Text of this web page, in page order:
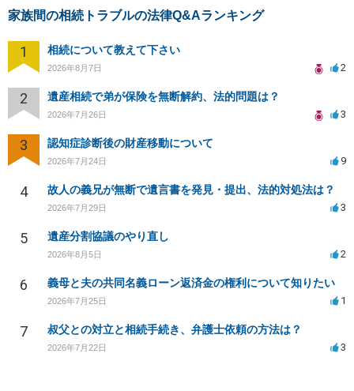
家族間の相続トラブルの法律Q&Aランキング
1 相続について教えて下さい
2026年8月7日 2
2 遺産相続で弟が保険を無断解約、法的問題は？
2026年7月26日 3
3 認知症診断後の財産移動について
2026年7月24日 9
4 故人の義兄が無断で遺言書を発見・提出、法的対処法は？
2026年7月29日 3
5 遺産分割協議のやり直し
2026年8月5日 2
6 義母と夫の共同名義ローン返済金の権利について知りたい
2026年7月25日 1
7 叔父との対立と相続手続き、弁護士依頼の方法は？
2026年7月22日 3